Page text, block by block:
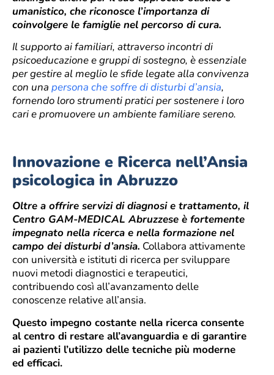
umanistico, che riconosce l’importanza di
coinvolgere le famiglie nel percorso di cura.
Il supporto ai familiari, attraverso incontri di
psicoeducazione e gruppi di sostegno, è essenziale
per gestire al meglio le sfide legate alla convivenza
con una persona che soffre di disturbi d’ansia,
fornendo loro strumenti pratici per sostenere i loro
cari e promuovere un ambiente familiare sereno.
Innovazione e Ricerca nell’Ansia
psicologica in Abruzzo
Oltre a offrire servizi di diagnosi e trattamento, il
Centro GAM-MEDICAL Abruzzese è fortemente
impegnato nella ricerca e nella formazione nel
campo dei disturbi d’ansia. Collabora attivamente
con università e istituti di ricerca per sviluppare
nuovi metodi diagnostici e terapeutici,
contribuendo così all’avanzamento delle
conoscenze relative all’ansia.
Questo impegno costante nella ricerca consente
al centro di restare all’avanguardia e di garantire
ai pazienti l’utilizzo delle tecniche più moderne
ed efficaci.